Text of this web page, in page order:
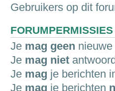
Gebruikers op dit
FORUMPERMISSIES
Je mag geen
Je mag niet
Je mag je berichten
Je mag je berichten